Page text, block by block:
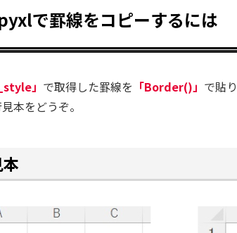
で罫線をコピーするには
」 で取得した罫線を 「Border()」 で貼
本をどうぞ。